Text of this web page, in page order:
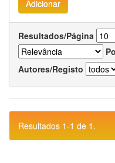
Resultados/Página
Autores/Registo
Resultados 1-1 de 1.